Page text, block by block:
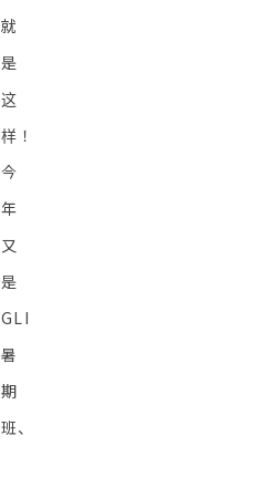
就
是
这
样！
今
年
又
是
GLI
暑
期
班、